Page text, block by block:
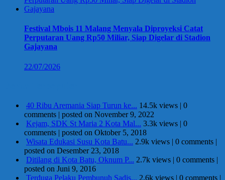
Festival Mbois 11 Malang Menyala Diproyeksi Catat
Perputaran Uang Rp50 Miliar, Siap Digelar di Stadion
Gajayana
22/07/2026
40 Ribu Aremania Siap Turun ke... 14.5k views | 0
comments | posted on November 9, 2022
Kejam, SDK St Maria 2 Kota Mal... 3.3k views | 0
comments | posted on Oktober 5, 2018
Wisata Edukasi Susu Kota Batu... 2.9k views | 0 comments |
posted on Desember 23, 2018
Ditilang di Kota Batu, Oknum P... 2.7k views | 0 comments |
posted on Juni 9, 2016
Terduga Pelaku Pembunuh Sadis... 2.6k views | 0 comments |